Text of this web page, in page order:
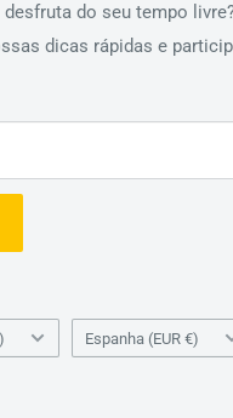
para a Península Ibérica,
os nossos valores de
do seu tempo
dicas rápidas e
País
Espanha (EUR €)